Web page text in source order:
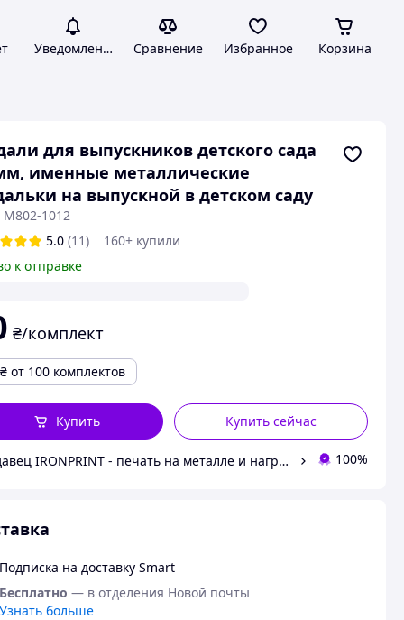
Уведомления Сравнение Избранное Корзина
для выпускников детского сада
именные металлические
на выпускной в детском саду
М802-1012
5.0 (11)
160+ купили
к отправке
₴/комплект
₴ от 100 комплектов
Купить сейчас
Купить
Продавец IRONPRINT - печать на металле и наградная атрибутика 100%
Подписка на доставку Smart
Бесплатно — в отделения Новой почты
Узнать больше